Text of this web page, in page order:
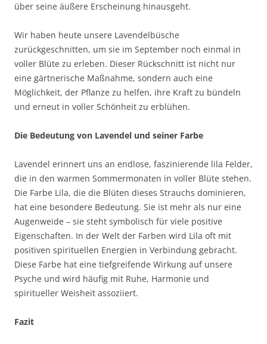
über seine äußere Erscheinung hinausgeht.
Wir haben heute unsere Lavendelbüsche
zurückgeschnitten, um sie im September noch einmal in
voller Blüte zu erleben. Dieser Rückschnitt ist nicht nur
eine gärtnerische Maßnahme, sondern auch eine
Möglichkeit, der Pflanze zu helfen, ihre Kraft zu bündeln
und erneut in voller Schönheit zu erblühen.
Die Bedeutung von Lavendel und seiner Farbe
Lavendel erinnert uns an endlose, faszinierende lila Felder,
die in den warmen Sommermonaten in voller Blüte stehen.
Die Farbe Lila, die die Blüten dieses Strauchs dominieren,
hat eine besondere Bedeutung. Sie ist mehr als nur eine
Augenweide – sie steht symbolisch für viele positive
Eigenschaften. In der Welt der Farben wird Lila oft mit
positiven spirituellen Energien in Verbindung gebracht.
Diese Farbe hat eine tiefgreifende Wirkung auf unsere
Psyche und wird häufig mit Ruhe, Harmonie und
spiritueller Weisheit assoziiert.
Fazit